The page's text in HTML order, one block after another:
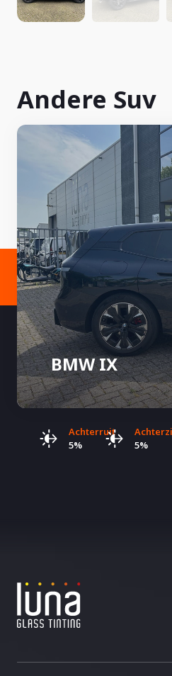
Andere Suv
BMW IX
Achterruit
5%
5%